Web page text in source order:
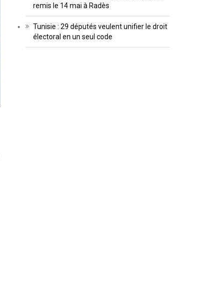
remis le 14 mai à Radès
Tunisie : 29 députés veulent unifier le droit
électoral en un seul code